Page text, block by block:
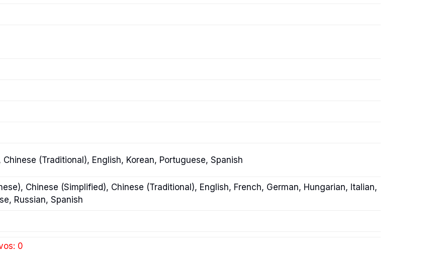
(Traditional), English, Korean, Portuguese, Spanish
Chinese (Simplified), Chinese (Traditional), English, French, German, Hungarian, Italian,
Russian, Spanish
0